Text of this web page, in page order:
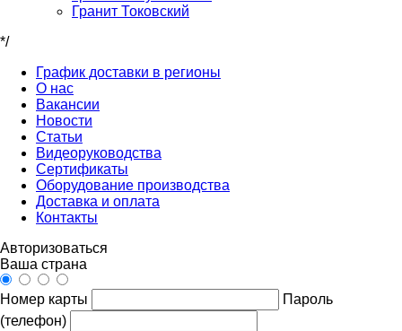
Гранит Токовский
*/
График доставки в регионы
О нас
Вакансии
Новости
Статьи
Видеоруководства
Сертификаты
Оборудование производства
Доставка и оплата
Контакты
Авторизоваться
Ваша страна
Номер карты
Пароль
(телефон)